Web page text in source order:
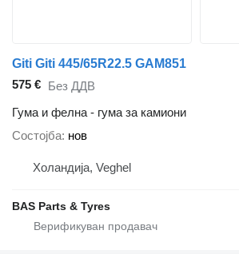
Giti Giti 445/65R22.5 GAM851
575 € Без ДДВ
Гума и фелна - гума за камиони
Состојба нов
Холандија, Veghel
BAS Parts & Tyres